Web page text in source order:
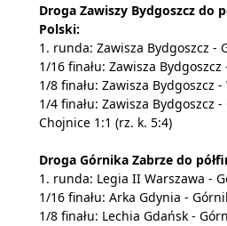
Droga Zawiszy Bydgoszcz do
Polski:
1. runda: Zawisza Bydgoszcz -
1/16 finału: Zawisza Bydgoszcz
1/8 finału: Zawisza Bydgoszcz -
1/4 finału: Zawisza Bydgoszcz
Chojnice 1:1 (rz. k. 5:4)
Droga Górnika Zabrze do
1. runda: Legia II Warszawa -
1/16 finału: Arka Gdynia -
1/8 finału: Lechia Gdańsk -